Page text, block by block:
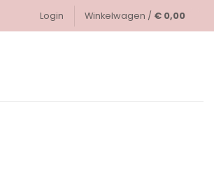
Login Winkelwagen / € 0,00